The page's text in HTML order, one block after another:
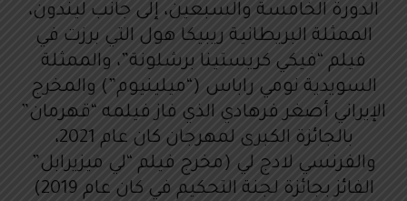
الدورة الخامسة والسبعين، إلى جانب ليندون،
الممثلة البريطانية ريبيكا هول التي برزت في
فيلم “فيكي كريستينا برشلونة”، والممثلة
السويدية نومي راباس (“ميلينيوم”) والمخرج
الإيراني أصغر فرهادي الذي فاز فيلمه “قهرمان”
بالجائزة الكبرى لمهرجان كان عام 2021،
والفرنسي لادج لي (مخرج فيلم “لي ميزيرابل”
الفائز بجائزة لجنة التحكيم في كان عام 2019)